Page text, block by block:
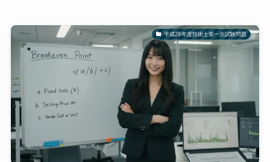
平成29年度技術士第一次試験問題